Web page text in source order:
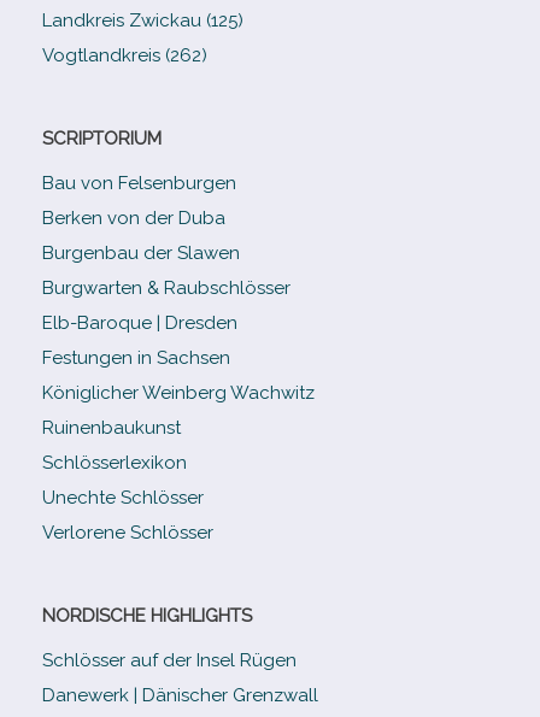
Landkreis Zwickau (125)
Vogtlandkreis (262)
SCRIPTORIUM
Bau von Felsenburgen
Berken von der Duba
Burgenbau der Slawen
Burgwarten & Raubschlösser
Elb-​Baroque | Dresden
Festungen in Sachsen
Königlicher Weinberg Wachwitz
Ruinenbaukunst
Schlösserlexikon
Unechte Schlösser
Verlorene Schlösser
NORDISCHE HIGHLIGHTS
Schlösser auf der Insel Rügen
Danewerk | Dänischer Grenzwall